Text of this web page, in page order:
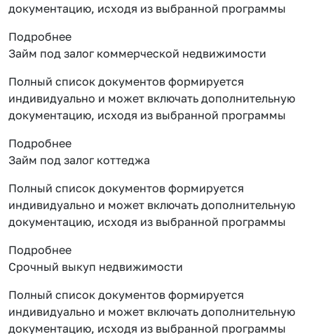
документацию, исходя из выбранной программы
Подробнее
Займ под залог коммерческой недвижимости
Полный список документов формируется
индивидуально и может включать дополнительную
документацию, исходя из выбранной программы
Подробнее
Займ под залог коттеджа
Полный список документов формируется
индивидуально и может включать дополнительную
документацию, исходя из выбранной программы
Подробнее
Срочный выкуп недвижимости
Полный список документов формируется
индивидуально и может включать дополнительную
документацию, исходя из выбранной программы